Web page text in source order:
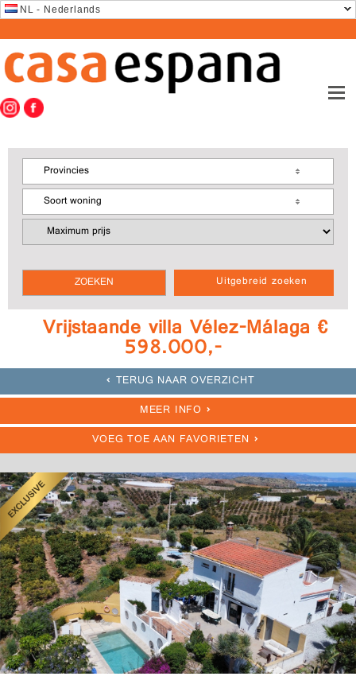
NL - Nederlands
Uitgebreid zoeken
Provincies
Soort woning
Vrijstaande villa Vélez-Málaga €
598.000,-
TERUG NAAR OVERZICHT
MEER INFO
VOEG TOE AAN FAVORIETEN